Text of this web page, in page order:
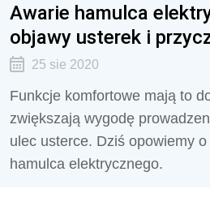
Awarie hamulca
objawy usterek i
25 sie 2020
Funkcje komfortowe mają to
zwiększają wygodę
ulec usterce. Dziś opowiemy
hamulca elektrycznego.